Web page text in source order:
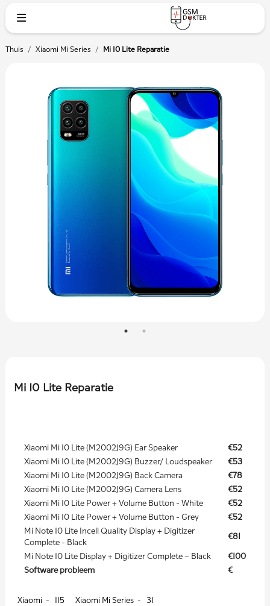
Thuis / Xiaomi Mi Series / Mi 10 Lite Reparatie
Mi 10 Lite Reparatie
Xiaomi Mi 10 Lite (M2002J9G) Ear Speaker
€52
Xiaomi Mi 10 Lite (M2002J9G) Buzzer/ Loudspeaker
€53
Xiaomi Mi 10 Lite (M2002J9G) Back Camera
€78
Xiaomi Mi 10 Lite (M2002J9G) Camera Lens
€52
Xiaomi Mi 10 Lite Power + Volume Button - White
€52
Xiaomi Mi 10 Lite Power + Volume Button - Grey
€52
Mi Note 10 Lite Incell Quality Display + Digitizer
Complete - Black
€81
Mi Note 10 Lite Display + Digitizer Complete – Black
€100
Software probleem
€
Xiaomi - 115 Xiaomi Mi Series - 31